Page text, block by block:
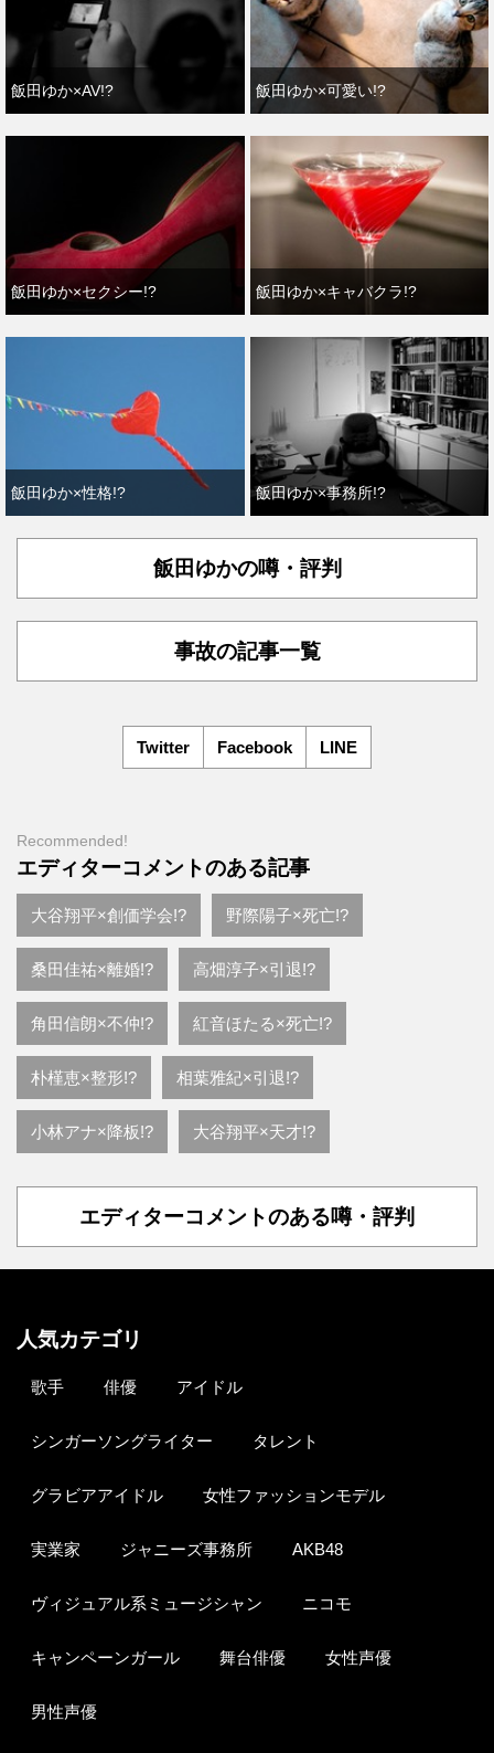
飯田ゆか×AV!? 飯田ゆか×可愛い!?
飯田ゆか×セクシー!? 飯田ゆか×キャバクラ!?
飯田ゆか×性格!? 飯田ゆか×事務所!?
飯田ゆかの噂・評判
事故の記事一覧
Twitter Facebook LINE
Recommended!
エディターコメントのある記事
大谷翔平×創価学会!? 野際陽子×死亡!?
桑田佳祐×離婚!? 高畑淳子×引退!?
角田信朗×不仲!? 紅音ほたる×死亡!?
朴槿恵×整形!? 相葉雅紀×引退!?
小林アナ×降板!? 大谷翔平×天才!?
エディターコメントのある噂・評判
人気カテゴリ
歌手 俳優 アイドル
シンガーソングライター タレント
グラビアアイドル 女性ファッションモデル
実業家 ジャニーズ事務所 AKB48
ヴィジュアル系ミュージシャン ニコモ
キャンペーンガール 舞台俳優 女性声優
男性声優